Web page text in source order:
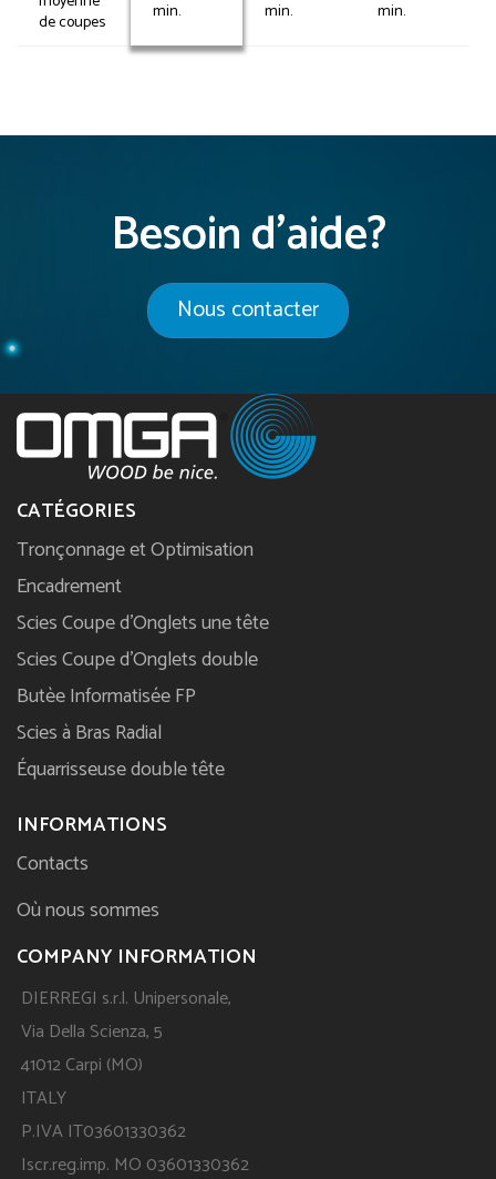
de coupes
min.
min.
min.
Besoin d'aide?
Nous contacter
CATÉGORIES
Tronçonnage et Optimisation
Encadrement
Scies Coupe d'Onglets une tête
Scies Coupe d'Onglets double
Butèe Informatisée FP
Scies à Bras Radial
Équarrisseuse double tête
INFORMATIONS
Contacts
Où nous sommes
COMPANY INFORMATION
DIERREGI s.r.l. Unipersonale,
Via Della Scienza, 5
41012 Carpi (MO)
ITALY
P.IVA IT03601330362
Iscr.reg.imp. MO 03601330362